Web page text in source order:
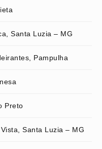
Santa Luzia – MG
Pampulha
Preto
Santa Luzia – MG